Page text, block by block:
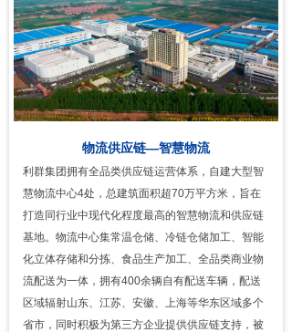
物流供应链—智慧物流
利群集团拥有全品类供应链运营体系，自建大型智
慧物流中心4处，总建筑面积超70万平方米，旨在
打造同行业中现代化程度最高的智慧物流和供应链
基地。物流中心集常温仓储、冷链仓储加工、智能
化立体存储和分拣、食品生产加工、全品类商业物
流配送为一体，拥有400余辆自有配送车辆，配送
区域辐射山东、江苏、安徽、上海等华东区域多个
省市，同时积极为第三方企业提供供应链支持，被